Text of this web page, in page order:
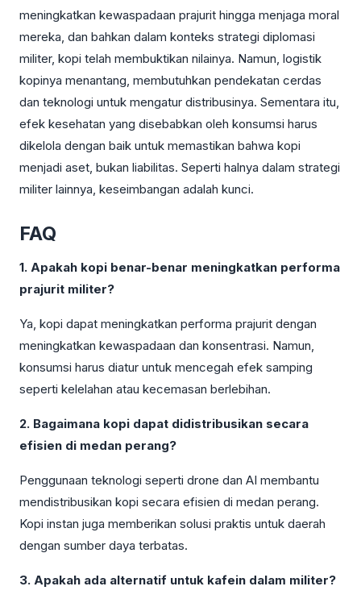
meningkatkan kewaspadaan prajurit hingga menjaga moral
mereka, dan bahkan dalam konteks strategi diplomasi
militer, kopi telah membuktikan nilainya. Namun, logistik
kopinya menantang, membutuhkan pendekatan cerdas
dan teknologi untuk mengatur distribusinya. Sementara itu,
efek kesehatan yang disebabkan oleh konsumsi harus
dikelola dengan baik untuk memastikan bahwa kopi
menjadi aset, bukan liabilitas. Seperti halnya dalam strategi
militer lainnya, keseimbangan adalah kunci.
FAQ
1. Apakah kopi benar-benar meningkatkan performa
prajurit militer?
Ya, kopi dapat meningkatkan performa prajurit dengan
meningkatkan kewaspadaan dan konsentrasi. Namun,
konsumsi harus diatur untuk mencegah efek samping
seperti kelelahan atau kecemasan berlebihan.
2. Bagaimana kopi dapat didistribusikan secara
efisien di medan perang?
Penggunaan teknologi seperti drone dan AI membantu
mendistribusikan kopi secara efisien di medan perang.
Kopi instan juga memberikan solusi praktis untuk daerah
dengan sumber daya terbatas.
3. Apakah ada alternatif untuk kafein dalam militer?